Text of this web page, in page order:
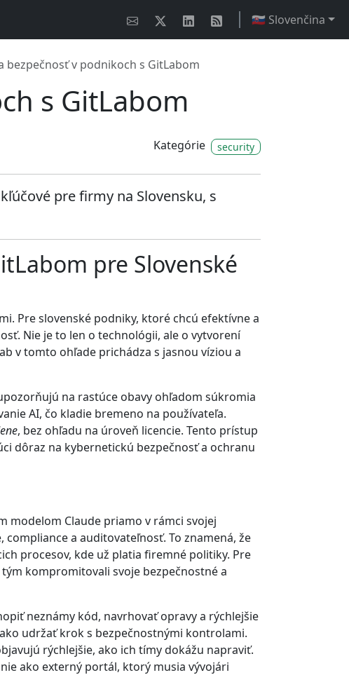
🇸🇰 Slovenčina
bezpečnosť v podnikoch s GitLabom
s GitLabom
Kategórie security
pre firmy na Slovensku, s
pre Slovenské
Pre slovenské podniky, ktoré chcú efektívne a
Nie je to len o technológii, ale o vytvorení
v tomto ohľade prichádza s jasnou víziou a
na rastúce obavy ohľadom súkromia
AI, čo kladie bremeno na používateľa.
, bez ohľadu na úroveň licencie. Tento prístup
dôraz na kybernetickú bezpečnosť a ochranu
modelom Claude priamo v rámci svojej
a auditovateľnosť. To znamená, že
procesov, kde už platia firemné politiky. Pre
kompromitovali svoje bezpečnostné a
neznámy kód, navrhovať opravy a rýchlejšie
udržať krok s bezpečnostnými kontrolami.
rýchlejšie, ako ich tímy dokážu napraviť.
ako externý portál, ktorý musia vývojári